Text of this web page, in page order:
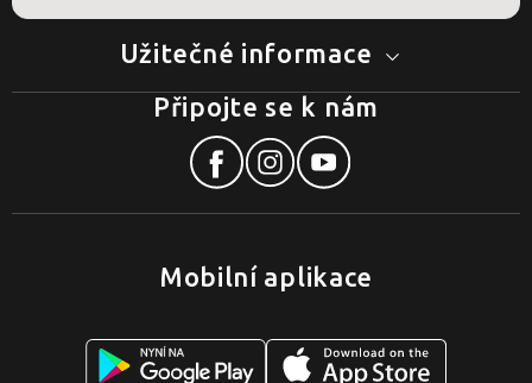
Užitečné informace
Mobilní aplikace
Připojte se k nám